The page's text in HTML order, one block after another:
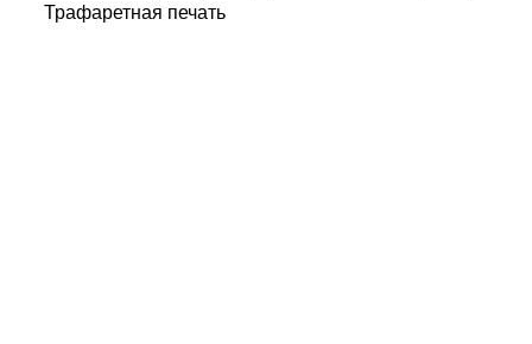
Трафаретная печать